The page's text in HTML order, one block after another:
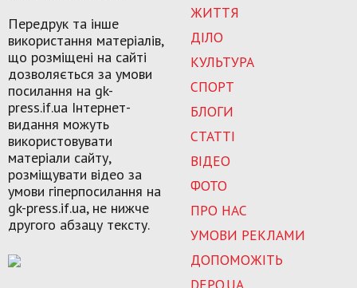
ЖИТТЯ
ДІЛО
КУЛЬТУРА
СПОРТ
БЛОГИ
СТАТТІ
ВІДЕО
ФОТО
ПРО НАС
УМОВИ РЕКЛАМИ
ДОПОМОЖІТЬ
Передрук та інше
використання матеріалів,
що розміщені на сайті
дозволяється за умови
посилання на gk-
press.if.ua Інтернет-
видання можуть
використовувати
матеріали сайту,
розміщувати відео за
умови гіперпосилання на
gk-press.if.ua, не нижче
другого абзацу тексту.